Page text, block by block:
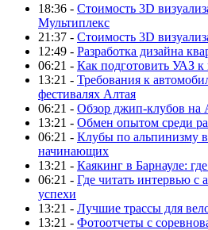
18:36 - Стоимость 3D
Мультиплекс
21:37 - Стоимость 3D
12:49 - Разработка дизайна
06:21 - Как подготовить УАЗ
13:21 - Требования к
фестивалях Алтая
06:21 - Обзор джип-клубов на
13:21 - Обмен опытом среди
06:21 - Клубы по альпинизму
начинающих
13:21 - Каякинг в Барнауле:
06:21 - Где читать интервью с
успехи
13:21 - Лучшие трассы для
13:21 - Фотоотчеты с